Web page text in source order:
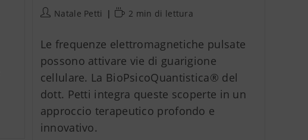
Natale Petti 2 min di lettura
Le frequenze elettromagnetiche pulsate
possono attivare vie di guarigione
cellulare. La BioPsicoQuantistica® del
dott. Petti integra queste scoperte in un
approccio terapeutico profondo e
innovativo.